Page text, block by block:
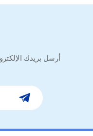
أرسل بريدك